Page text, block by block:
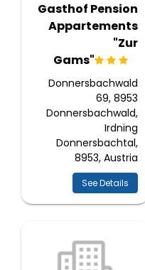
Gasthof Pension
Appartements
"Zur
Gams"
Donnersbachwald
69, 8953
Donnersbachwald,
Irdning
Donnersbachtal,
8953, Austria
See Details